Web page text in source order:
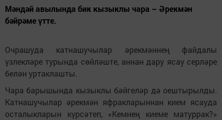
Мәндәй авылында бик кызыклы чара – Әрекмән
бәйрәме үтте.
Очрашуда катнашучылар әрекмәннең файдалы
үзлекләре турында сөйләште, аннан дару ясау серләре
белән уртаклашты.
Чара барышында кызыклы бәйгеләр дә оештырылды.
Катнашучылар әрекмән яфракларыннан кием ясауда
осталыкларын күрсәтеп, «Кемнең киеме матуррак?»